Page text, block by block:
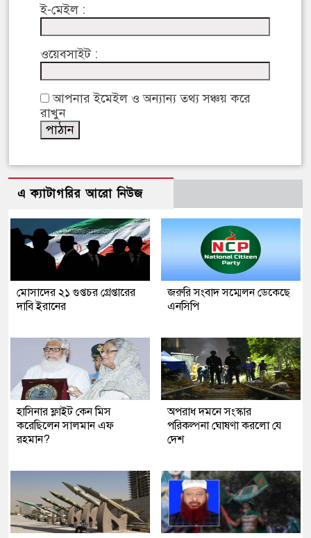
ই-মেইল :
ওয়েবসাইট :
আপনার ইমেইল ও অন্যান্য তথ্য সঞ্চয় করে
রাখুন
এ ক্যাটাগরির আরো নিউজ
মোসাদের ২১ গুপ্তচর গ্রেপ্তারের
দাবি ইরানের
জরুরি সংবাদ সম্মেলন ডেকেছে
এনসিপি
হাসিনার ফ্লাইট কেন মিস
করেছিলেন সালমান এফ
রহমান?
অপরাধ দমনে সংস্কার
পরিকল্পনা ঘোষণা করলো যে
দেশ